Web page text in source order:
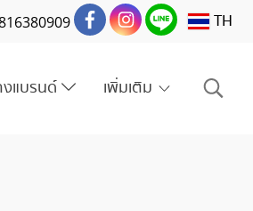
TH
แบรนด์ เพิ่มเติม